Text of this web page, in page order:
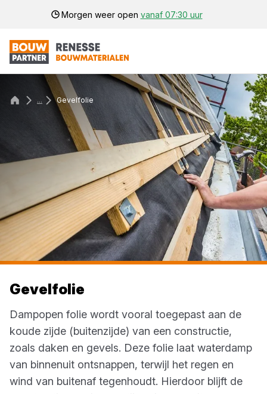
Morgen weer open vanaf 07:30 uur
... Gevelfolie
Gevelfolie
Dampopen folie wordt vooral toegepast aan de
koude zijde (buitenzijde) van een constructie,
zoals daken en gevels. Deze folie laat waterdamp
van binnenuit ontsnappen, terwijl het regen en
wind van buitenaf tegenhoudt. Hierdoor blijft de